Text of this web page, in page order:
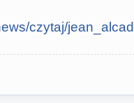
czytaj/